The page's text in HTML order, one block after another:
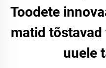
Toodete
matid
uuele